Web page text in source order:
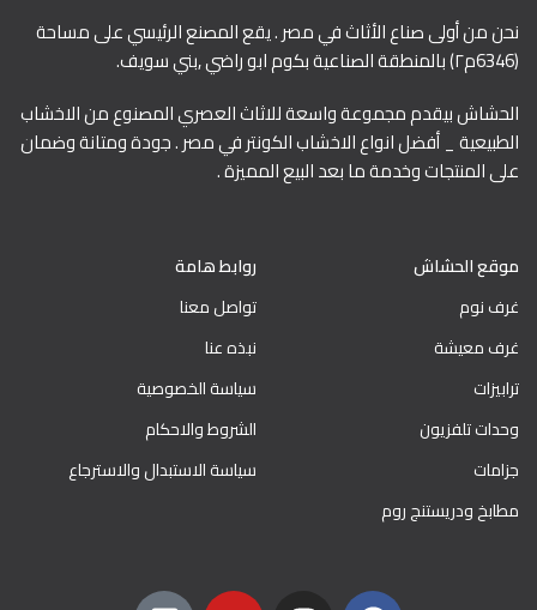
نحن من أولى صناع الأثاث في مصر . يقع المصنع الرئيسي على مساحة
(6346م٢) بالمنطقة الصناعية بكوم ابو راضي ,بني سويف.
الحشاش بيقدم مجموعة واسعة للاثاث العصري المصنوع من الاخشاب
الطبيعية _ أفضل انواع الاخشاب الكونتر في مصر . جودة ومتانة وضمان
على المنتجات وخدمة ما بعد البيع المميزة .
موقع الحشاش
غرف نوم
غرف معيشة
ترابيزات
وحدات تلفزيون
جزامات
مطابخ ودريستنج روم
روابط هامة
تواصل معنا
نبذه عنا
سياسة الخصوصية
الشروط والاحكام
سياسة الاستبدال والاسترجاع